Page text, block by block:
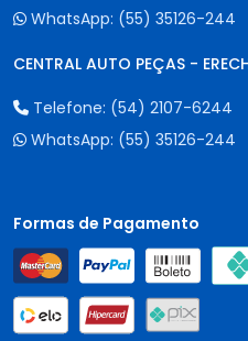
WhatsApp: (55) 35126-244
CENTRAL AUTO PEÇAS -
Telefone: (54) 2107-6244
WhatsApp: (55) 35126-244
Formas de Pagamento